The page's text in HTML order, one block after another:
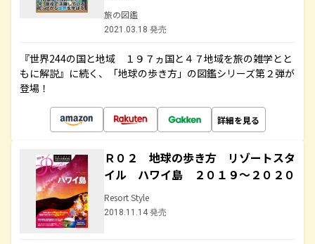
旅の図鑑
2021.03.18 発売
『世界244の国と地域 １９７ヵ国と４７地域を旅の雑学とと
もに解説』に続く、「地球の歩き方」の図鑑シリーズ第２弾が
登場！
詳細を見る
Ｒ０２ 地球の歩き方 リゾートスタ
イル ハワイ島 ２０１９～２０２０
Resort Style
2018.11.14 発売